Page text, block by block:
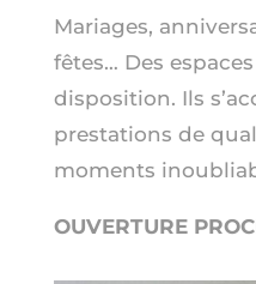
Mariages,
fêtes… Des
disposition. Ils
prestations de
moments
OUVERTURE